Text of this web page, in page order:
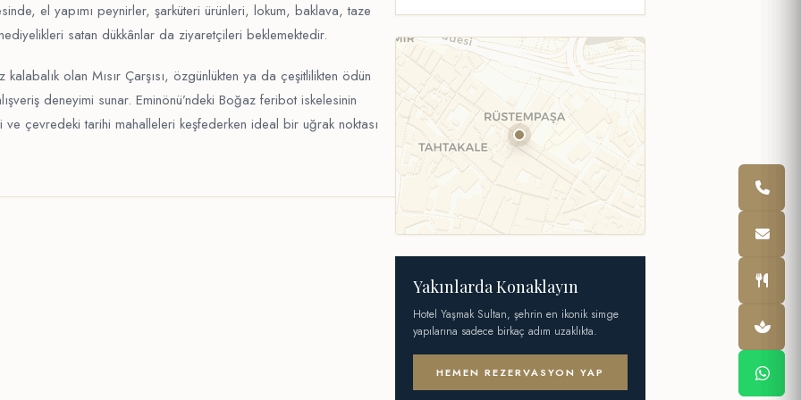
el yapımı peynirler, şarküteri ürünleri, lokum, baklava, taze
satan dükkânlar da ziyaretçileri beklemektedir.
olan Mısır Çarşısı, özgünlükten ya da çeşitlilikten ödün
deneyimi sunar. Eminönü’ndeki Boğaz feribot iskelesinin
ve çevredeki tarihi mahalleleri keşfederken ideal bir uğrak noktası
Yakınlarda Konaklayın
Hotel Yaşmak Sultan, şehrin en ikonik simge
yapılarına sadece birkaç adım uzaklıkta.
HEMEN REZERVASYON YAP